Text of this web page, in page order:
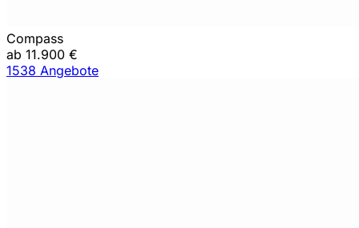
Compass
ab 11.900 €
1538 Angebote